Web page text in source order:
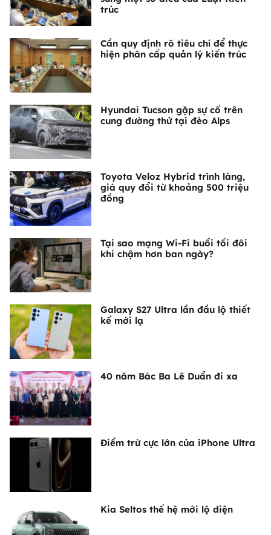
trúc
Cần quy định rõ tiêu chí để thực
hiện phân cấp quản lý kiến trúc
Hyundai Tucson gặp sự cố trên
cung đường thử tại đèo Alps
Toyota Veloz Hybrid trình làng,
giá quy đổi từ khoảng 500 triệu
đồng
Tại sao mạng Wi-Fi buổi tối đôi
khi chậm hơn ban ngày?
Galaxy S27 Ultra lần đầu lộ thiết
kế mới lạ
40 năm Bác Ba Lê Duẩn đi xa
Điểm trừ cực lớn của iPhone Ultra
Kia Seltos thế hệ mới lộ diện